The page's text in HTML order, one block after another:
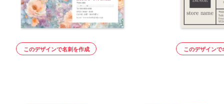
このデザインで名刺を作成 このデザインで